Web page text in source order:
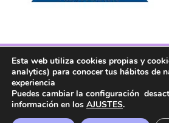
Facebook Twitter
Instagram
Esta web utiliza cookies propias y
analytics) para conocer tus hábitos de
experiencia
Puedes cambiar la configuración
información en los AJUSTES.